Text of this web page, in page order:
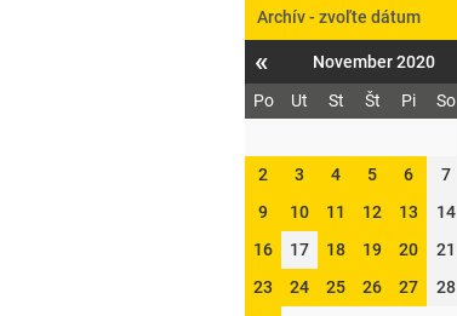
Archív - zvoľte dátum
« November 2020
Po Ut St Št Pi So
2
3 4 5 6 7
9
10 11 12 13 14
16
17 18 19 20 21
23
24 25 26 27 28